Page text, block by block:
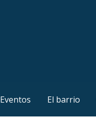
Eventos El barrio